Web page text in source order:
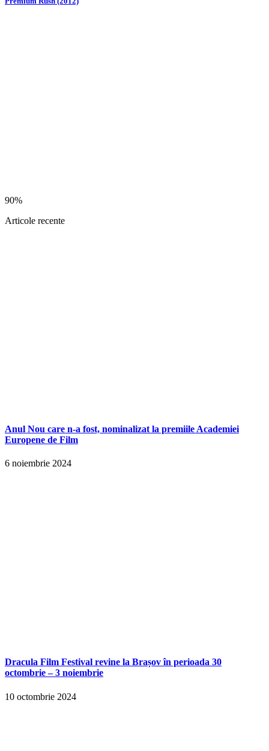
90%
Articole recente
Anul Nou care n-a fost, nominalizat la premiile Academiei
Europene de Film
6 noiembrie 2024
Dracula Film Festival revine la Brașov în perioada 30
octombrie – 3 noiembrie
10 octombrie 2024